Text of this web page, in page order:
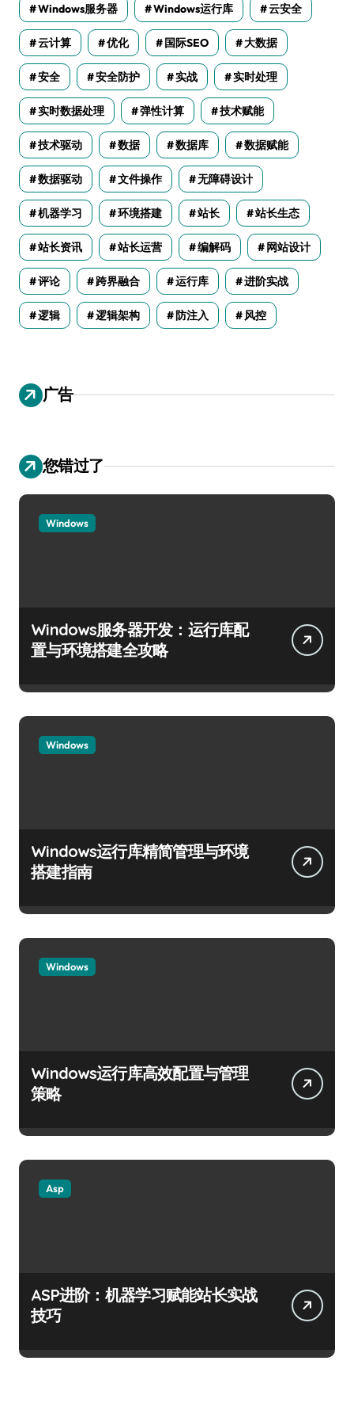
Windows服务器 Windows运行库 云安全
云计算 优化 国际SEO 大数据
安全 安全防护 实战 实时处理
实时数据处理 弹性计算 技术赋能
技术驱动 数据 数据库 数据赋能
数据驱动 文件操作 无障碍设计
机器学习 环境搭建 站长 站长生态
站长资讯 站长运营 编解码 网站设计
评论 跨界融合 运行库 进阶实战
逻辑 逻辑架构 防注入 风控
广告
您错过了
Windows
Windows服务器开发：运行库配
置与环境搭建全攻略
Windows
Windows运行库精简管理与环境
搭建指南
Windows
Windows运行库高效配置与管理
策略
Asp
ASP进阶：机器学习赋能站长实战
技巧